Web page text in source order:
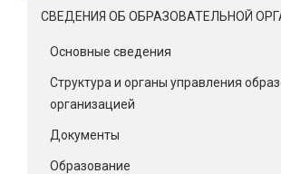
СВЕДЕНИЯ ОБ ОБРАЗОВАТЕЛЬНОЙ
Основные сведения
Структура и органы управления
организацией
Документы
Образование